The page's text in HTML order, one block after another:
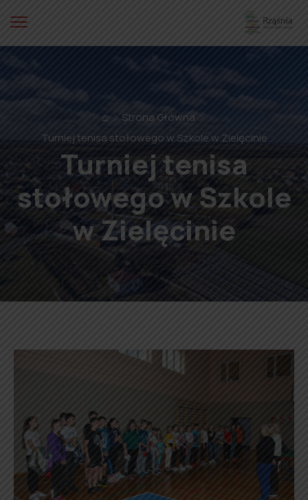
⌂
Strona Główna
Turniej tenisa stołowego w Szkole w Zielęcinie
Turniej tenisa
stołowego w Szkole
w Zielęcinie